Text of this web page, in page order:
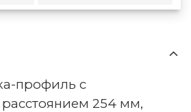
профиль с
254 мм,